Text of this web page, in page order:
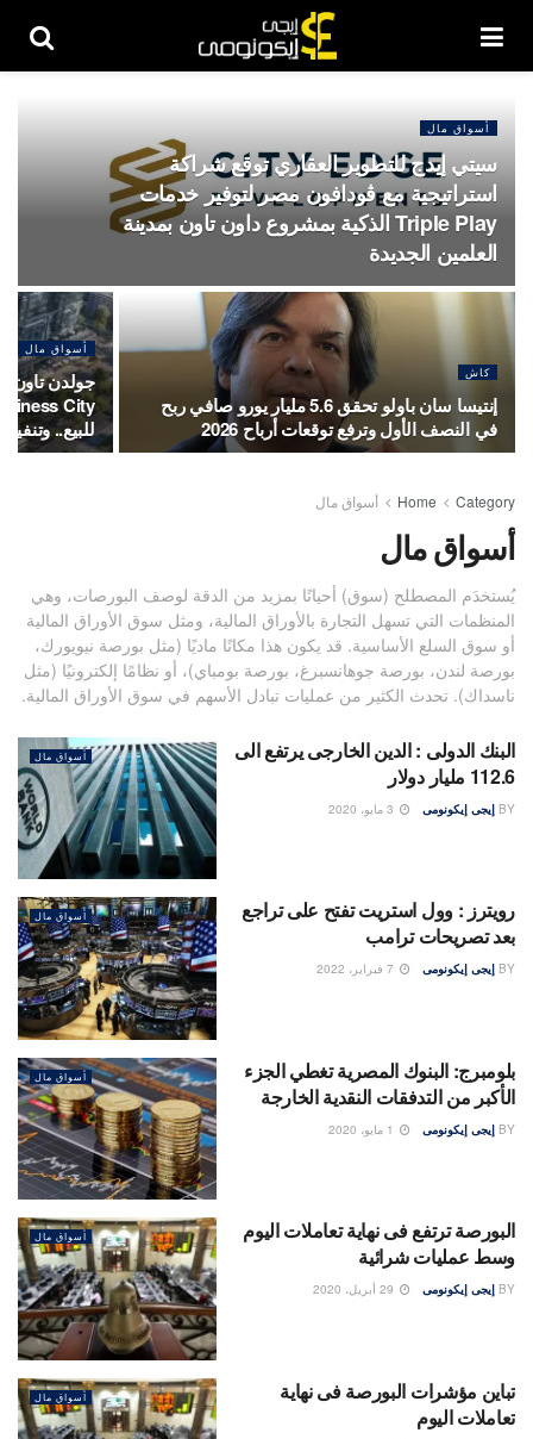
أسواق مال
سيتي إيدج للتطوير العقاري توقع شراكة
استراتيجية مع ڤودافون مصر لتوفير خدمات
Triple Play الذكية بمشروع داون تاون بمدينة
العلمين الجديدة
كاش
إنتيسا سان باولو تحقق 5.6 مليار يورو صافي ربح
في النصف الأول وترفع توقعات أرباح 2026
أسواق مال
للبيع..
Home Category أسواق مال
أسواق مال
يُستخدَم المصطلح (سوق) أحيانًا بمزيد من الدقة لوصف البورصات، وهي
المنظمات التي تسهل التجارة بالأوراق المالية، ومثل سوق الأوراق المالية
أو سوق السلع الأساسية. قد يكون هذا مكانًا ماديًا (مثل بورصة نيويورك،
بورصة لندن، بورصة جوهانسبرغ، بورصة بومباي)، أو نظامًا إلكترونيًا (مثل
ناسداك). تحدث الكثير من عمليات تبادل الأسهم في سوق الأوراق المالية.
أسواق مال
البنك الدولى : الدين الخارجى يرتفع الى
112.6 مليار دولار
BY إيجى إيكونومى
أسواق مال
رويترز : وول استريت تفتح على تراجع
بعد تصريحات ترامب
BY إيجى إيكونومى
أسواق مال
بلومبرج: البنوك المصرية تغطي الجزء
الأكبر من التدفقات النقدية الخارجة
BY إيجى إيكونومى
أسواق مال
البورصة ترتفع فى نهاية تعاملات اليوم
وسط عمليات شرائية
BY إيجى إيكونومى
أسواق مال
تباين مؤشرات البورصة فى نهاية
تعاملات اليوم